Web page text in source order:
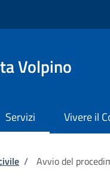
Volpino
Servizi Vivere il
/ Avvio del